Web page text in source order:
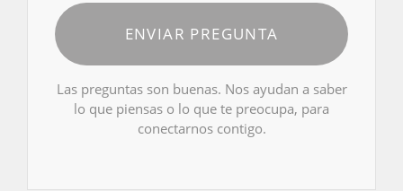
ENVIAR PREGUNTA
Las preguntas son buenas. Nos ayudan a saber
lo que piensas o lo que te preocupa, para
conectarnos contigo.